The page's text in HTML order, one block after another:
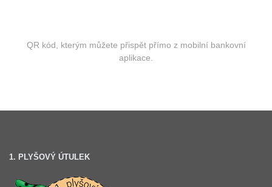
QR kód, kterým můžete přispět přímo z mobilní bankovní
aplikace.
1. PLYŠOVÝ ÚTULEK